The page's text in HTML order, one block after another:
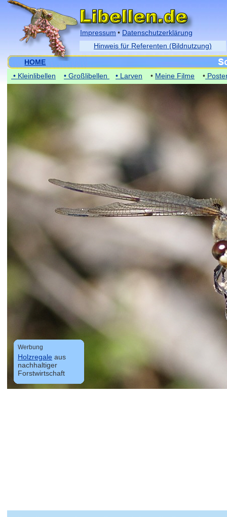
Werbung
Holzregaleaus
nachhaltiger
Forstwirtschaft
Werbung
Holzregale aus
nachhaltiger
Forstwirtschaft
HOME
Impressum • Datenschutzerklärung
Hinweis für Referenten (Bildnutzung)
• Kleinlibellen • Großlibellen • Larven • Meine Filme •